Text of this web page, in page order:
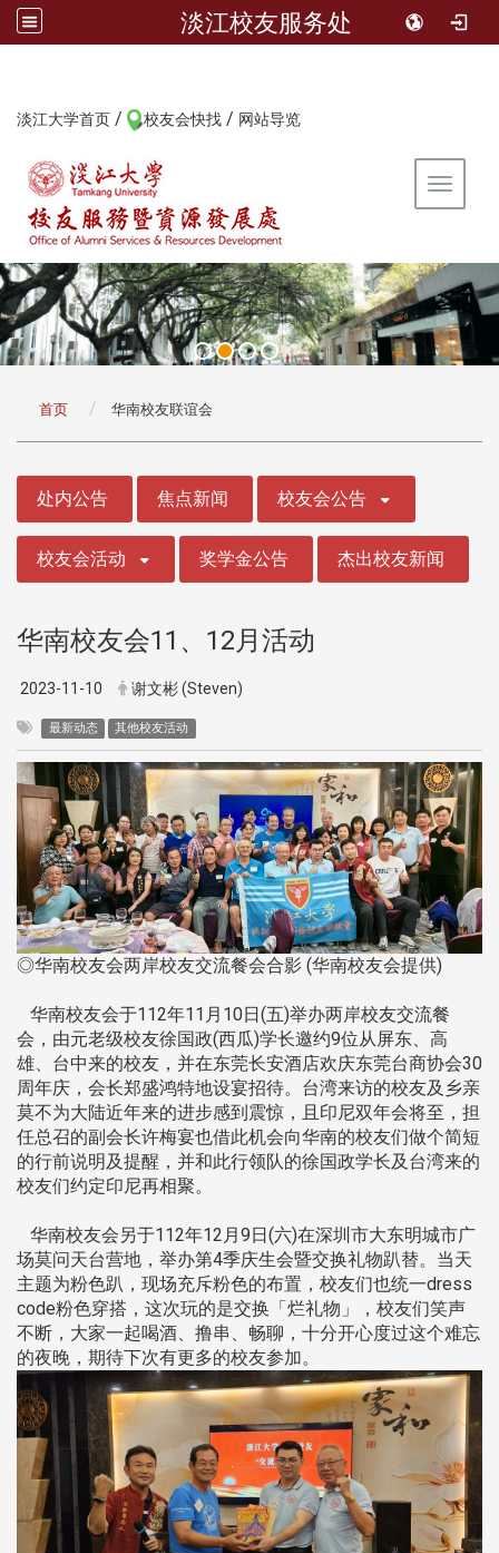
淡江校友服务处
淡江大学首页 / 校友会快找 / 网站导览
Toggle
首页 华南校友联谊会
处内公告 焦点新闻 校友会公告
校友会活动 奖学金公告 杰出校友新闻
华南校友会11、12月活动
2023-11-10 谢文彬 (Steven)
最新动态 其他校友活动
◎华南校友会两岸校友交流餐会合影 (华南校友会提供)
华南校友会于112年11月10日(五)举办两岸校友交流餐
会，由元老级校友徐国政(西瓜)学长邀约9位从屏东、高
雄、台中来的校友，并在东莞长安酒店欢庆东莞台商协会30
周年庆，会长郑盛鸿特地设宴招待。台湾来访的校友及乡亲
莫不为大陆近年来的进步感到震惊，且印尼双年会将至，担
任总召的副会长许梅宴也借此机会向华南的校友们做个简短
的行前说明及提醒，并和此行领队的徐国政学长及台湾来的
校友们约定印尼再相聚。
华南校友会另于112年12月9日(六)在深圳市大东明城市广
场莫问天台营地，举办第4季庆生会暨交换礼物趴替。当天
主题为粉色趴，现场充斥粉色的布置，校友们也统一dress
code粉色穿搭，这次玩的是交换「烂礼物」，校友们笑声
不断，大家一起喝酒、撸串、畅聊，十分开心度过这个难忘
的夜晚，期待下次有更多的校友参加。